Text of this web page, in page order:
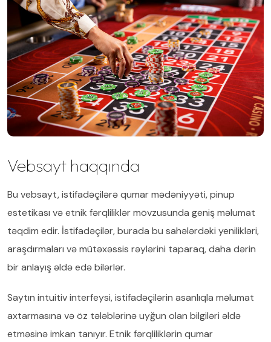
Vebsayt haqqında
Bu vebsayt, istifadəçilərə qumar mədəniyyəti, pinup
estetikası və etnik fərqliliklər mövzusunda geniş məlumat
təqdim edir. İstifadəçilər, burada bu sahələrdəki yenilikləri,
araşdırmaları və mütəxəssis rəylərini taparaq, daha dərin
bir anlayış əldə edə bilərlər.
Saytın intuitiv interfeysi, istifadəçilərin asanlıqla məlumat
axtarmasına və öz tələblərinə uyğun olan bilgiləri əldə
etməsinə imkan tanıyır. Etnik fərqliliklərin qumar